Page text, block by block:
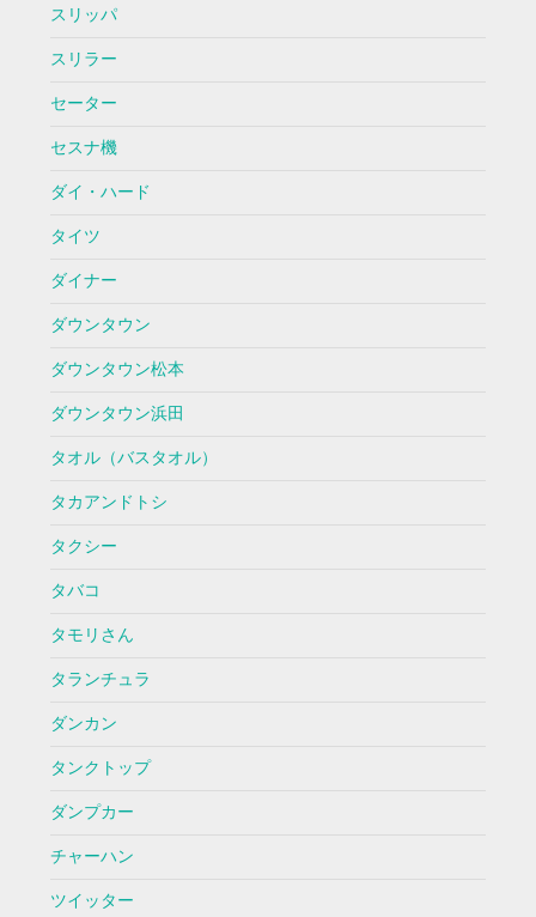
スリッパ
スリラー
セーター
セスナ機
ダイ・ハード
タイツ
ダイナー
ダウンタウン
ダウンタウン松本
ダウンタウン浜田
タオル（バスタオル）
タカアンドトシ
タクシー
タバコ
タモリさん
タランチュラ
ダンカン
タンクトップ
ダンプカー
チャーハン
ツイッター